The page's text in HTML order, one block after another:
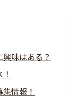
味はある？
情報！